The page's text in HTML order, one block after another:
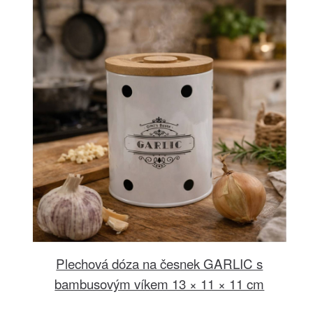
Plechová dóza na česnek GARLIC s
bambusovým víkem 13 × 11 × 11 cm